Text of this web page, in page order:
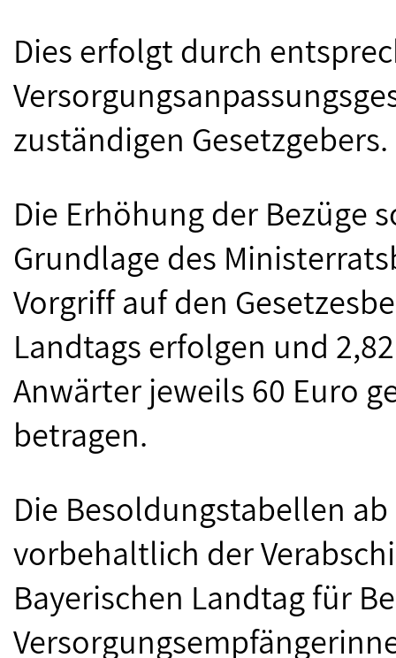
Dies erfolgt durch
zuständigen
Die Erhöhung der Bezüge
Grundlage des
Vorgriff auf den
Landtags erfolgen und
Anwärter jeweils 60 Euro
betragen.
Die Besoldungstabellen
vorbehaltlich der
Bayerischen Landtag für